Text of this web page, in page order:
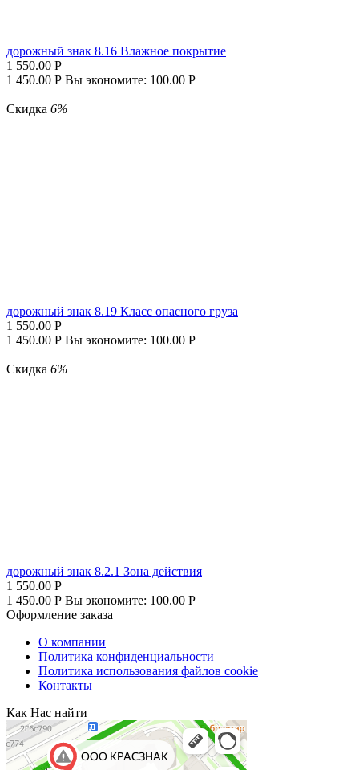
дорожный знак 8.16 Влажное покрытие
1 550.00 Р
1 450.00 Р Вы экономите: 100.00 Р
Скидка 6%
дорожный знак 8.19 Класс опасного груза
1 550.00 Р
1 450.00 Р Вы экономите: 100.00 Р
Скидка 6%
дорожный знак 8.2.1 Зона действия
1 550.00 Р
1 450.00 Р Вы экономите: 100.00 Р
Оформление заказа
О компании
Политика конфиденциальности
Политика использования файлов cookie
Контакты
Как Нас найти